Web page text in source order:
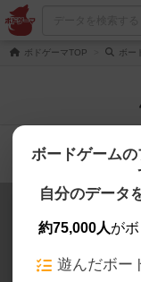
ボドゲーマTOP ボー
ボードゲーム
自分のデータ
約75,000人が
遊んだボー